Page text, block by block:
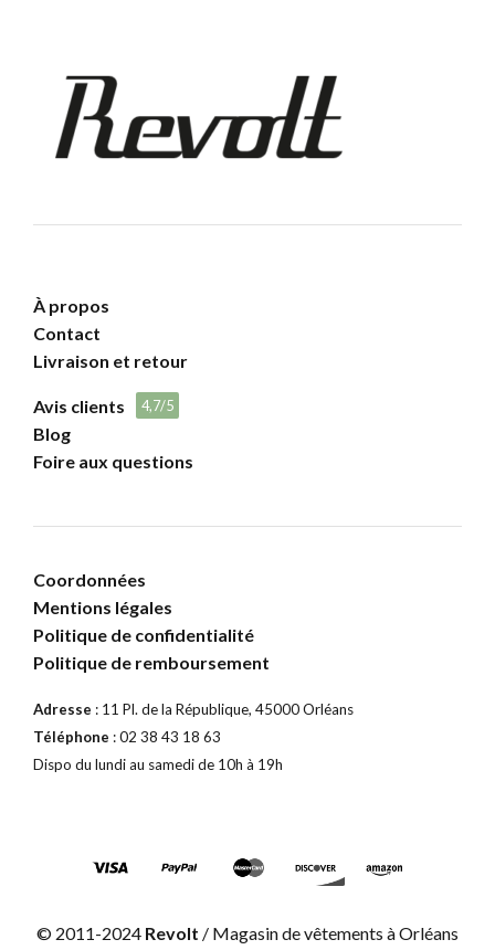
À propos
Contact
Livraison et retour
Avis clients 4,7/5
Blog
Foire aux questions
Coordonnées
Mentions légales
Politique de confidentialité
Politique de remboursement
Adresse : 11 Pl. de la République, 45000 Orléans
Téléphone : 02 38 43 18 63
Dispo du lundi au samedi de 10h à 19h
© 2011-2024 Revolt / Magasin de vêtements à Orléans